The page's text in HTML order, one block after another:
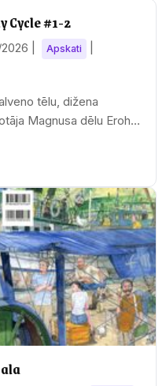
Cycle #1-2
Apskati
tēlu, dižena
Magnusa dēlu Erohu